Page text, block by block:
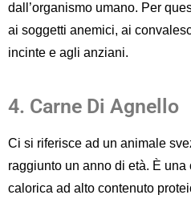
dall’organismo umano. Per
ai soggetti anemici, ai
incinte e agli anziani.
4. Carne Di Agnello
Ci si riferisce ad un animale
raggiunto un anno di età. È una
calorica ad alto contenuto